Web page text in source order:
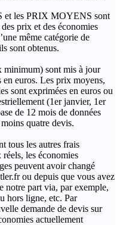
les PRIX MOYENS sont
prix et des économies
même catégorie de
sont obtenus.
sont mis à jour
en euros. Les prix moyens,
sont exprimées en euros ou
(1er janvier, 1er
de 12 mois de données
quatre devis.
tous les autres frais
les économies
peuvent avoir changé
ou depuis que vous avez
notre part via, par exemple,
hors ligne, etc. Par
demande de devis sur
actuellement